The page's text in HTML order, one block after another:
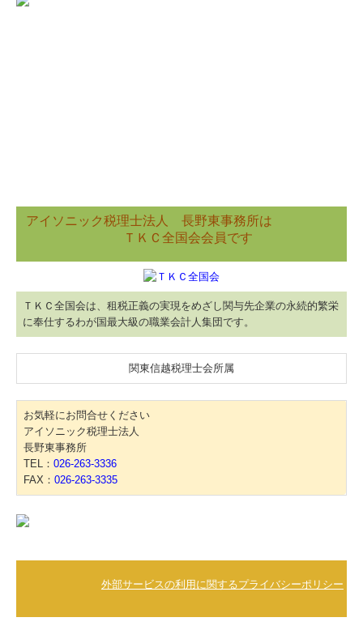
アイソニック税理士法人 長野東事務所は
ＴＫＣ全国会会員です
ＴＫＣ全国会は、租税正義の実現をめざし関与先企業の永続的繁栄
に奉仕するわが国最大級の職業会計人集団です。
関東信越税理士会所属
お気軽にお問合せください
アイソニック税理士法人
長野東事務所
TEL： 026-263-3336
FAX： 026-263-3335
外部サービスの利用に関するプライバシーポリシー